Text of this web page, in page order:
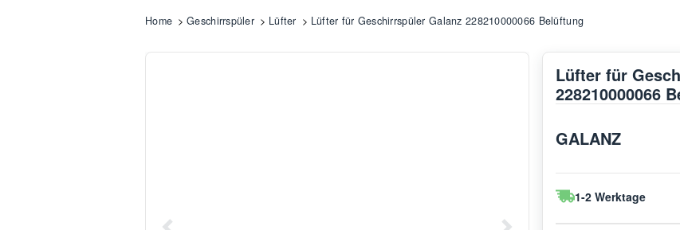
Home Geschirrspüler Lüfter Lüfter für Geschirrspüler Galanz 228210000066 Belüftung
Lüfter für
228210000066
GALANZ
1-2 Werktage